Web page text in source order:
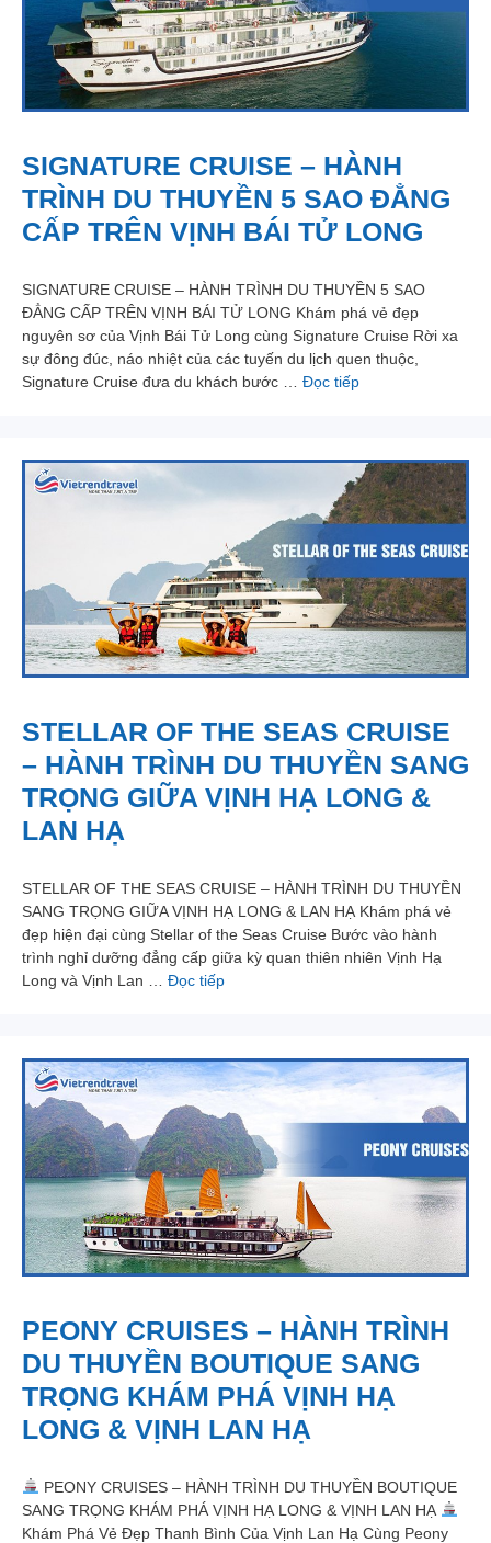
SIGNATURE CRUISE – HÀNH
TRÌNH DU THUYỀN 5 SAO ĐẲNG
CẤP TRÊN VỊNH BÁI TỬ LONG
SIGNATURE CRUISE – HÀNH TRÌNH DU THUYỀN 5 SAO
ĐẲNG CẤP TRÊN VỊNH BÁI TỬ LONG Khám phá vẻ đẹp
nguyên sơ của Vịnh Bái Tử Long cùng Signature Cruise Rời xa
sự đông đúc, náo nhiệt của các tuyến du lịch quen thuộc,
Signature Cruise đưa du khách bước … Đọc tiếp
STELLAR OF THE SEAS CRUISE
– HÀNH TRÌNH DU THUYỀN SANG
TRỌNG GIỮA VỊNH HẠ LONG &
LAN HẠ
STELLAR OF THE SEAS CRUISE – HÀNH TRÌNH DU THUYỀN
SANG TRỌNG GIỮA VỊNH HẠ LONG & LAN HẠ Khám phá vẻ
đẹp hiện đại cùng Stellar of the Seas Cruise Bước vào hành
trình nghỉ dưỡng đẳng cấp giữa kỳ quan thiên nhiên Vịnh Hạ
Long và Vịnh Lan … Đọc tiếp
PEONY CRUISES – HÀNH TRÌNH
DU THUYỀN BOUTIQUE SANG
TRỌNG KHÁM PHÁ VỊNH HẠ
LONG & VỊNH LAN HẠ
PEONY CRUISES – HÀNH TRÌNH DU THUYỀN BOUTIQUE
SANG TRỌNG KHÁM PHÁ VỊNH HẠ LONG & VỊNH LAN HẠ
Khám Phá Vẻ Đẹp Thanh Bình Của Vịnh Lan Hạ Cùng Peony